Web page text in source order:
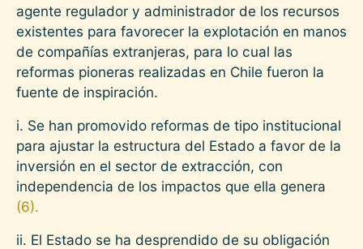
agente regulador y administrador de los recursos
existentes para favorecer la explotación en manos
de compañías extranjeras, para lo cual las
reformas pioneras realizadas en Chile fueron la
fuente de inspiración.
i. Se han promovido reformas de tipo institucional
para ajustar la estructura del Estado a favor de la
inversión en el sector de extracción, con
independencia de los impactos que ella genera
(6).
ii. El Estado se ha desprendido de su obligación